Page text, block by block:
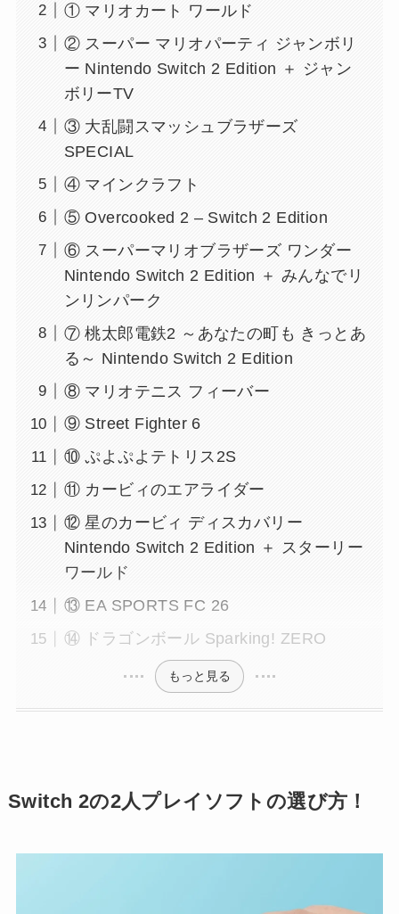
① マリオカート ワールド
② スーパー マリオパーティ ジャンボリ
ー Nintendo Switch 2 Edition ＋ ジャン
ボリーTV
③ 大乱闘スマッシュブラザーズ
SPECIAL
④ マインクラフト
⑤ Overcooked 2 – Switch 2 Edition
⑥ スーパーマリオブラザーズ ワンダー
Nintendo Switch 2 Edition ＋ みんなでリ
ンリンパーク
⑦ 桃太郎電鉄2 ～あなたの町も きっとあ
る～ Nintendo Switch 2 Edition
⑧ マリオテニス フィーバー
⑨ Street Fighter 6
⑩ ぷよぷよテトリス2S
⑪ カービィのエアライダー
⑫ 星のカービィ ディスカバリー
Nintendo Switch 2 Edition ＋ スターリー
ワールド
⑬ EA SPORTS FC 26
⑭ ドラゴンボール Sparking! ZERO
もっと見る
Switch 2の2人プレイソフトの選び方！